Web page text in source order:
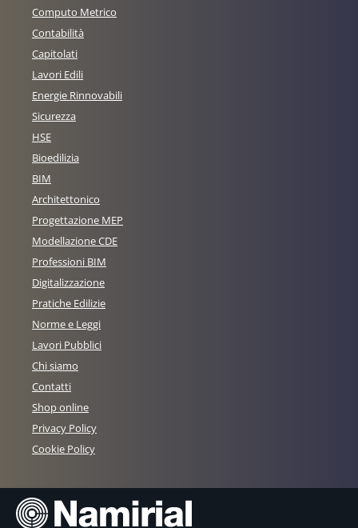
Computo Metrico
Contabilità
Capitolati
Lavori Edili
Energie Rinnovabili
Sicurezza
HSE
Bioedilizia
BIM
Architettonico
Progettazione MEP
Modellazione CDE
Professioni BIM
Digitalizzazione
Pratiche Edilizie
Norme e Leggi
Lavori Pubblici
Chi siamo
Contatti
Shop online
Privacy Policy
Cookie Policy